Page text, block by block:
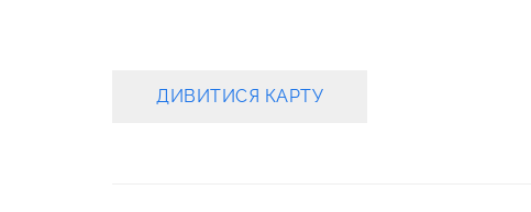
ДИВИТИСЯ КАРТУ